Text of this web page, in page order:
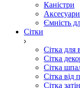
Каністри
Ємність
Сітки
Сітка для
Сітка
Сітка
Сітка від
Сітка